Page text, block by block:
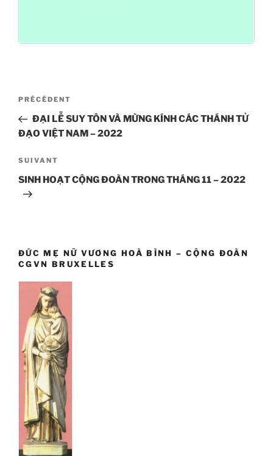
Navigation
l’article
Article
précédent
PRÉCÉDENT
ĐẠI LỄ SUY TÔN VÀ MỪNG KÍNH CÁC THÁNH TỬ
ĐẠO VIỆT NAM – 2022
Article
suivant
SUIVANT
SINH HOẠT CỘNG ĐOÀN TRONG THÁNG 11 – 2022
ĐỨC MẸ NỮ VƯƠNG HOÀ BÌNH – CỘNG ĐOÀN
CGVN BRUXELLES